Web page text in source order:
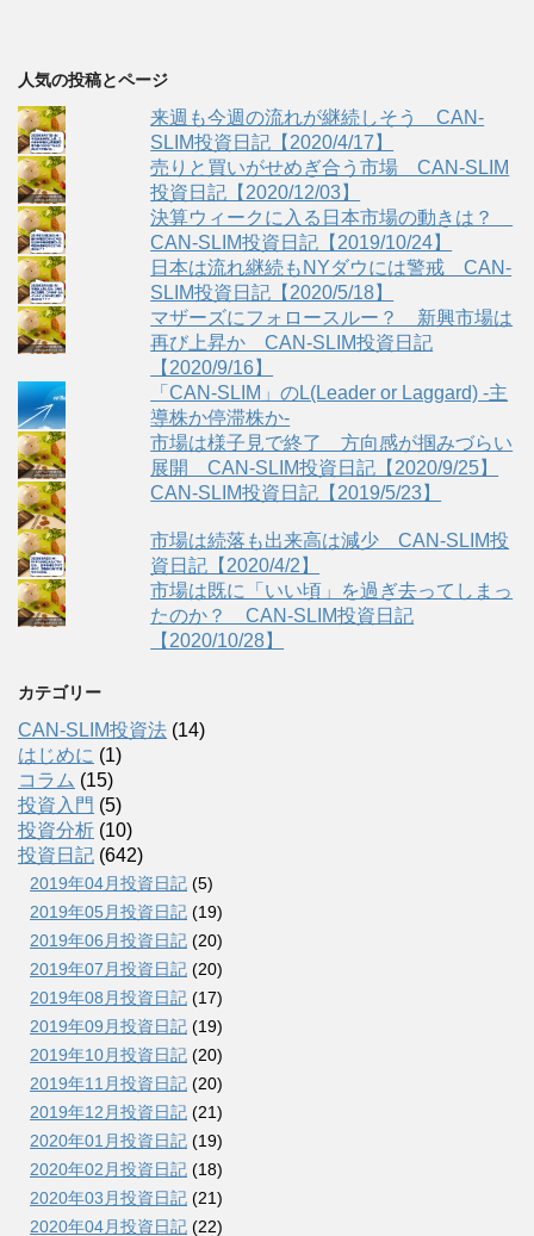
人気の投稿とページ
来週も今週の流れが継続しそう CAN-
SLIM投資日記【2020/4/17】
売りと買いがせめぎ合う市場 CAN-SLIM
投資日記【2020/12/03】
決算ウィークに入る日本市場の動きは？
CAN-SLIM投資日記【2019/10/24】
日本は流れ継続もNYダウには警戒 CAN-
SLIM投資日記【2020/5/18】
マザーズにフォロースルー？ 新興市場は
再び上昇か CAN-SLIM投資日記
【2020/9/16】
「CAN-SLIM」のL(Leader or Laggard) -主
導株か停滞株か-
市場は様子見で終了 方向感が掴みづらい
展開 CAN-SLIM投資日記【2020/9/25】
CAN-SLIM投資日記【2019/5/23】
市場は続落も出来高は減少 CAN-SLIM投
資日記【2020/4/2】
市場は既に「いい頃」を過ぎ去ってしまっ
たのか？ CAN-SLIM投資日記
【2020/10/28】
カテゴリー
CAN-SLIM投資法 (14)
はじめに (1)
コラム (15)
投資入門 (5)
投資分析 (10)
投資日記 (642)
2019年04月投資日記 (5)
2019年05月投資日記 (19)
2019年06月投資日記 (20)
2019年07月投資日記 (20)
2019年08月投資日記 (17)
2019年09月投資日記 (19)
2019年10月投資日記 (20)
2019年11月投資日記 (20)
2019年12月投資日記 (21)
2020年01月投資日記 (19)
2020年02月投資日記 (18)
2020年03月投資日記 (21)
2020年04月投資日記 (22)